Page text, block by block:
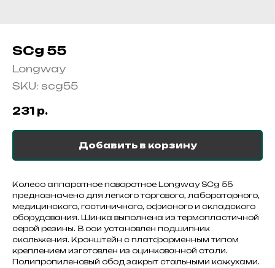
SCg 55
Longway
SKU: scg55
231 р.
Добавить в корзину
Колесо аппаратное поворотное Longway SCg 55
предназначено для легкого торгового, лабораторного,
медицинского, гостиничного, офисного и складского
оборудования. Шинка выполнена из термопластичной
серой резины. В оси установлен подшипник
скольжения. Кронштейн с платформенным типом
креплением изготовлен из оцинкованной стали.
Полипропиленовый обод закрыт стальными кожухами.